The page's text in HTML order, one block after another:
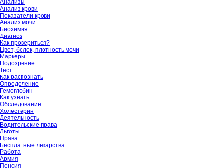
Анализы
Анализ крови
Показатели крови
Анализ мочи
Биохимия
Диагноз
Как провериться?
Цвет, белок, плотность мочи
Маркеры
Подозрение
Тест
Как распознать
Определение
Гемоглобин
Как узнать
Обследование
Холестерин
Деятельность
Водительские права
Льготы
Права
Бесплатные лекарства
Работа
Армия
Пенсия